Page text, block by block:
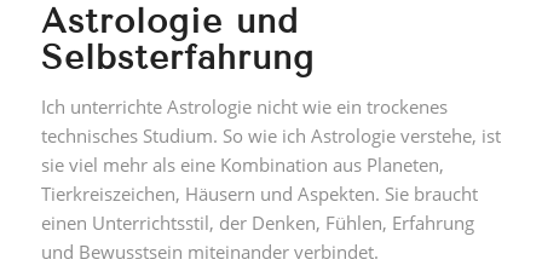
Astrologie und
Selbsterfahrung
Ich unterrichte Astrologie nicht wie ein trockenes
technisches Studium. So wie ich Astrologie verstehe, ist
sie viel mehr als eine Kombination aus Planeten,
Tierkreiszeichen, Häusern und Aspekten. Sie braucht
einen Unterrichtsstil, der Denken, Fühlen, Erfahrung
und Bewusstsein miteinander verbindet.